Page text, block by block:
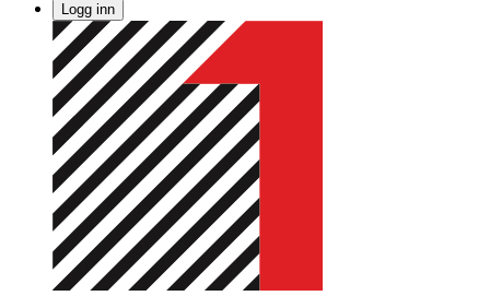
Logg inn